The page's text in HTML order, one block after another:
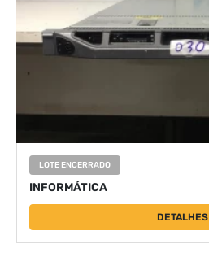
LOTE ENCERRADO
INFORMÁTICA
DETALHES